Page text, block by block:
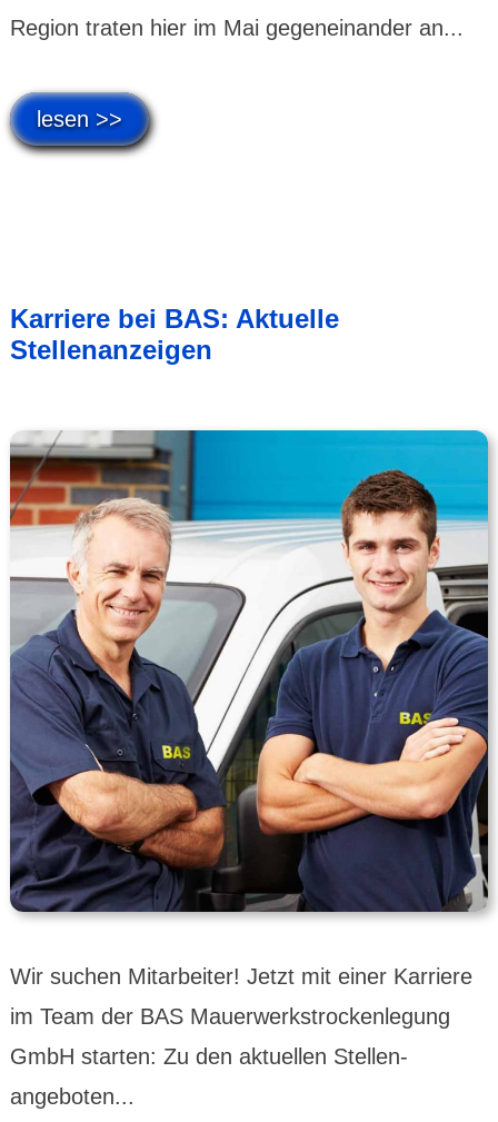
Region traten hier im Mai gegen­einander an...
lesen >>
Karriere bei BAS: Aktuelle
Stellenanzeigen
Wir suchen Mitar­beiter! Jetzt mit einer Karriere
im Team der BAS Mauer­werks­trocken­legung
GmbH starten: Zu den aktuellen Stellen­
angeboten...